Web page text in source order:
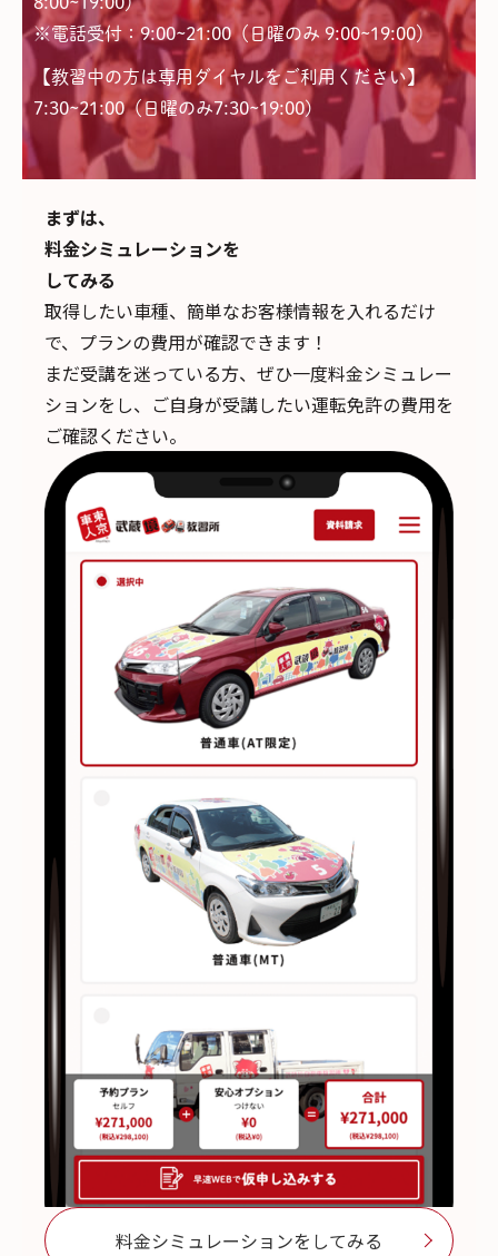
※電話受付：9:00~21:00（日曜のみ 9:00~19:00）
【教習中の方は専用ダイヤルをご利用ください】
7:30~21:00（日曜のみ7:30~19:00)
まずは、
料金シミュレーションを
してみる
取得したい車種、簡単なお客様情報を入れるだけ
で、 プランの費用が確認できます！
まだ受講を迷っている方、ぜひ一度料金シミュレー
ションをし、ご自身が受講したい運転免許の費用を
ご確認ください。
料金シミュレーションをしてみる